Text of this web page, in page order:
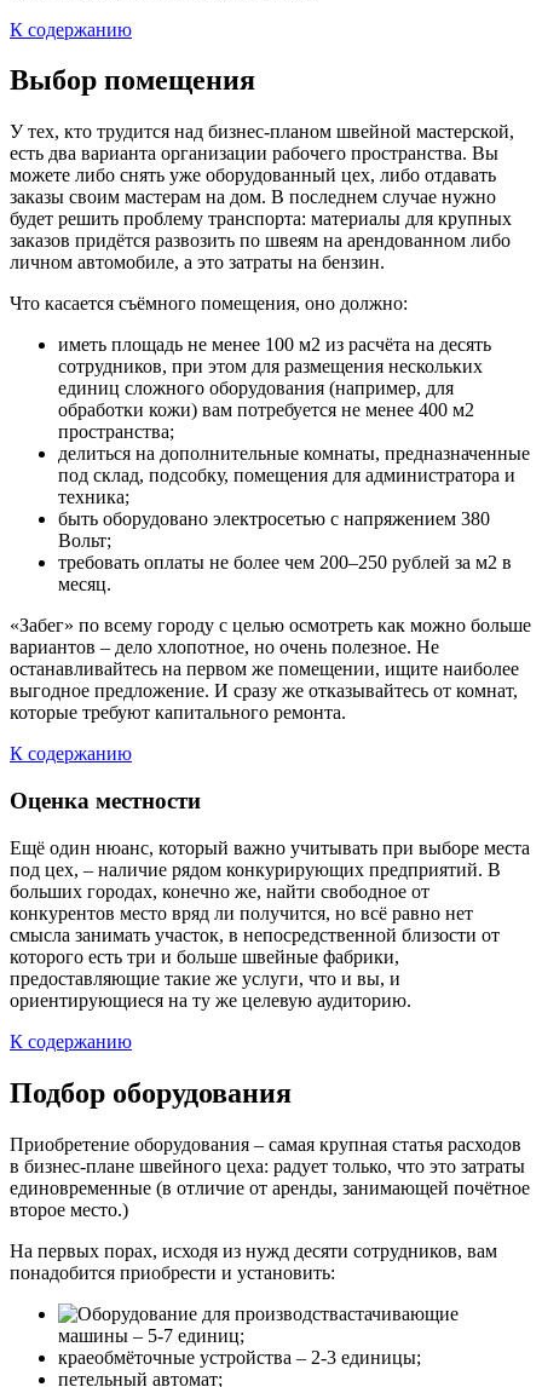
К содержанию
Выбор помещения
У тех, кто трудится над бизнес-планом швейной мастерской,
есть два варианта организации рабочего пространства. Вы
можете либо снять уже оборудованный цех, либо отдавать
заказы своим мастерам на дом. В последнем случае нужно
будет решить проблему транспорта: материалы для крупных
заказов придётся развозить по швеям на арендованном либо
личном автомобиле, а это затраты на бензин.
Что касается съёмного помещения, оно должно:
иметь площадь не менее 100 м2 из расчёта на десять
сотрудников, при этом для размещения нескольких
единиц сложного оборудования (например, для
обработки кожи) вам потребуется не менее 400 м2
пространства;
делиться на дополнительные комнаты, предназначенные
под склад, подсобку, помещения для администратора и
техника;
быть оборудовано электросетью с напряжением 380
Вольт;
требовать оплаты не более чем 200–250 рублей за м2 в
месяц.
«Забег» по всему городу с целью осмотреть как можно больше
вариантов – дело хлопотное, но очень полезное. Не
останавливайтесь на первом же помещении, ищите наиболее
выгодное предложение. И сразу же отказывайтесь от комнат,
которые требуют капитального ремонта.
К содержанию
Оценка местности
Ещё один нюанс, который важно учитывать при выборе места
под цех, – наличие рядом конкурирующих предприятий. В
больших городах, конечно же, найти свободное от
конкурентов место вряд ли получится, но всё равно нет
смысла занимать участок, в непосредственной близости от
которого есть три и больше швейные фабрики,
предоставляющие такие же услуги, что и вы, и
ориентирующиеся на ту же целевую аудиторию.
К содержанию
Подбор оборудования
Приобретение оборудования – самая крупная статья расходов
в бизнес-плане швейного цеха: радует только, что это затраты
единовременные (в отличие от аренды, занимающей почётное
второе место.)
На первых порах, исходя из нужд десяти сотрудников, вам
понадобится приобрести и установить:
стачивающие
машины – 5-7 единиц;
краеобмёточные устройства – 2-3 единицы;
петельный автомат;